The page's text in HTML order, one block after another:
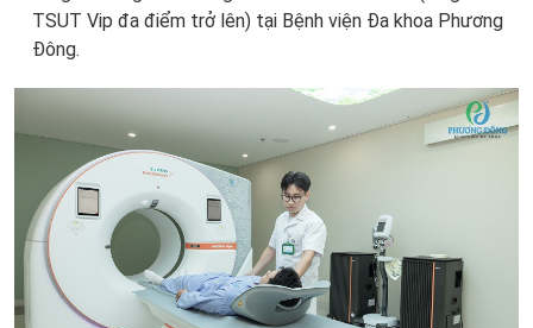
TSUT Vip đa điểm trở lên) tại Bệnh viện Đa khoa Phương
Đông.